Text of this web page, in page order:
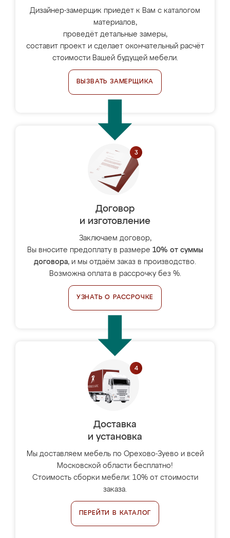
Дизайнер-замерщик приедет к Вам с каталогом
материалов,
проведёт детальные замеры,
составит проект и сделает окончательный расчёт
стоимости Вашей будущей мебели.
ВЫЗВАТЬ ЗАМЕРЩИКА
Договор
и изготовление
Заключаем договор,
Вы вносите предоплату в размере 10% от суммы
договора, и мы отдаём заказ в производство.
Возможна оплата в рассрочку без %.
УЗНАТЬ О РАССРОЧКЕ
Доставка
и установка
Мы доставляем мебель по Орехово-Зуево и всей
Московской области бесплатно!
Стоимость сборки мебели: 10% от стоимости
заказа.
ПЕРЕЙТИ В КАТАЛОГ